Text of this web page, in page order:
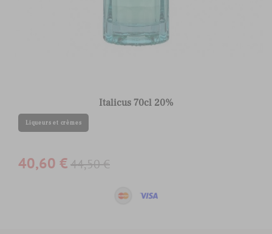
Italicus 70cl 20%
Liqueurs et crèmes
40,60 €44,50 €